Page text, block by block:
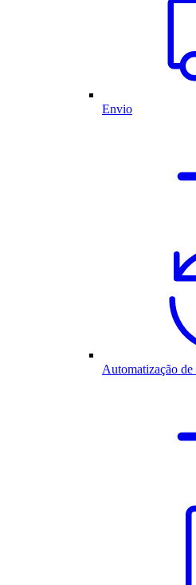
Envio
Automatização